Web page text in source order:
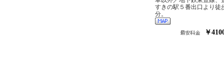
すきの駅５番出口より徒
分。
￥